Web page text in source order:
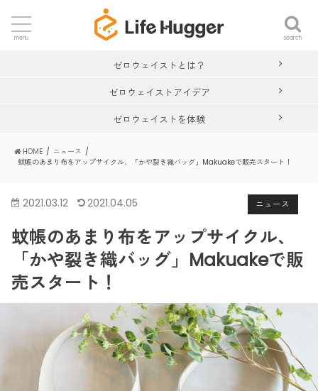
search
menu
ゼロウェイストとは？
ゼロウェイストアイデア
ゼロウェイストを体験
HOME
ニュース
蚊帳のあまり布をアップサイクル、「かや裂き織バッグ」Makuakeで販売スタート！
ニュース
2021.03.12 2021.04.05
蚊帳のあまり布をアップサイクル、
「かや裂き織バッグ」Makuakeで販
売スタート！